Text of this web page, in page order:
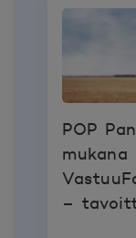
POP
mukana
–